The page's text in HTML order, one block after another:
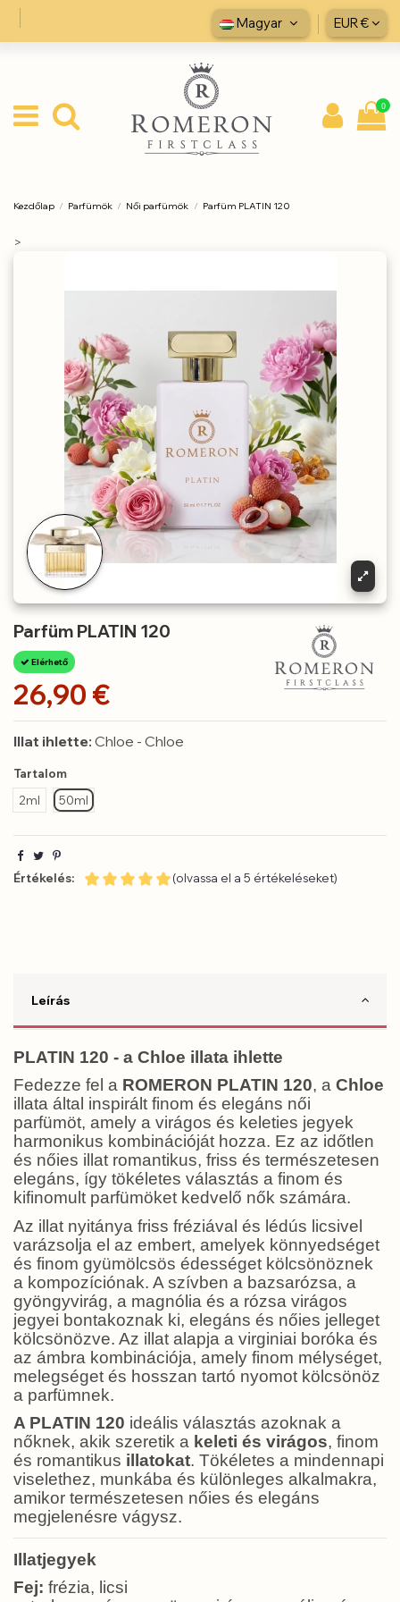
Magyar EUR €
0
Kezdőlap Parfümök Női parfümök Parfüm PLATIN 120
>
Parfüm PLATIN 120
Elérhető
26,90 €
Illat ihlette: Chloe - Chloe
Tartalom
2ml
50ml
Értékelés: (olvassa el a 5 értékeléseket)
Leírás
PLATIN 120 - a Chloe illata ihlette
Fedezze fel a ROMERON PLATIN 120, a Chloe
illata által inspirált finom és elegáns női
parfümöt, amely a virágos és keleties jegyek
harmonikus kombinációját hozza. Ez az időtlen
és nőies illat romantikus, friss és természetesen
elegáns, így tökéletes választás a finom és
kifinomult parfümöket kedvelő nők számára.
Az illat nyitánya friss fréziával és lédús licsivel
varázsolja el az embert, amelyek könnyedséget
és finom gyümölcsös édességet kölcsönöznek
a kompozíciónak. A szívben a bazsarózsa, a
gyöngyvirág, a magnólia és a rózsa virágos
jegyei bontakoznak ki, elegáns és nőies jelleget
kölcsönözve. Az illat alapja a virginiai boróka és
az ámbra kombinációja, amely finom mélységet,
melegséget és hosszan tartó nyomot kölcsönöz
a parfümnek.
A PLATIN 120 ideális választás azoknak a
nőknek, akik szeretik a keleti és virágos, finom
és romantikus illatokat. Tökéletes a mindennapi
viselethez, munkába és különleges alkalmakra,
amikor természetesen nőies és elegáns
megjelenésre vágysz.
Illatjegyek
Fej: frézia, licsi